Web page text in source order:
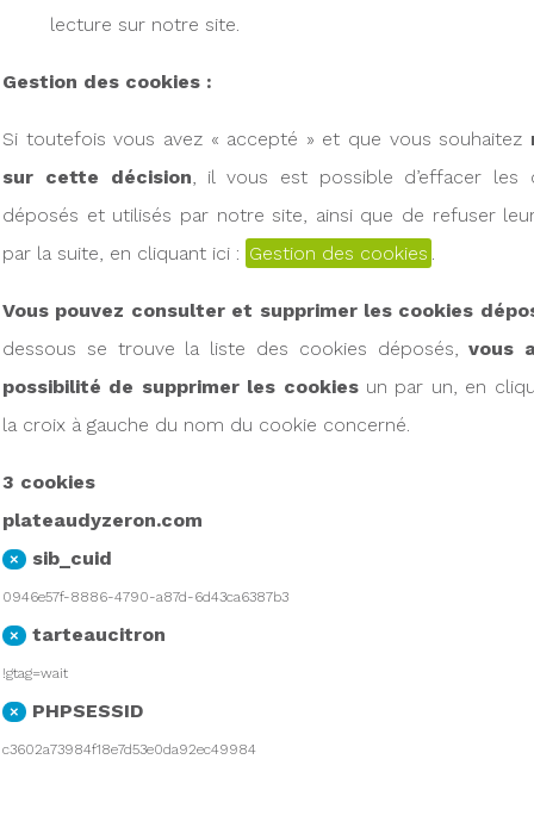
lecture sur notre site.
Gestion des cookies :
Si toutefois vous avez « accepté » et que vous souhaitez
sur cette décision , il vous est possible d’effacer les
déposés et utilisés par notre site, ainsi que de refuser
par la suite, en cliquant ici : Gestion des cookies
Vous pouvez consulter et supprimer les cookies
dessous se trouve la liste des cookies déposés,vous
possibilité de supprimer les cookiesun par un, en
la croix à gauche du nom du cookie concerné.
3 cookies
plateaudyzeron.com
× sib_cuid
0946e57f-8886-4790-a87d-6d43ca6387b3
× tarteaucitron
!gtag=wait
× PHPSESSID
c3602a73984f18e7d53e0da92ec49984